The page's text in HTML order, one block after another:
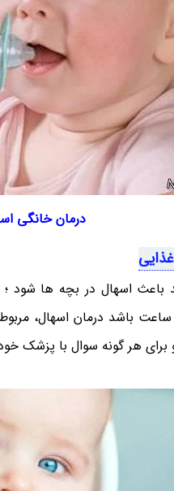
درمان خانگی
اسهال در بچه ها شود
تمایل به دستشویی رفتن در طول 24 ساعت
برای هر گونه سوال با پزشک